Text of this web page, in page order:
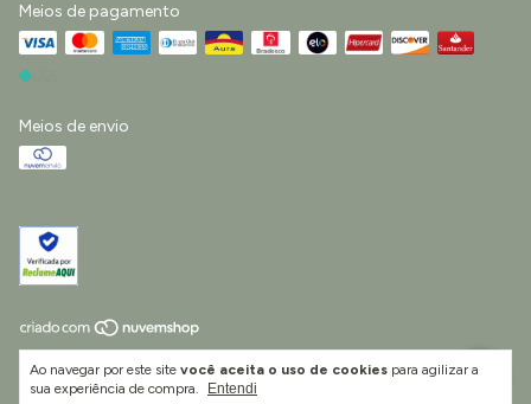
Ao navegar por este site você aceita o uso de cookies para agilizar a
sua experiência de compra.
Entendi
Meios de pagamento
Meios de envio
2026. Todos os direitos reservados.